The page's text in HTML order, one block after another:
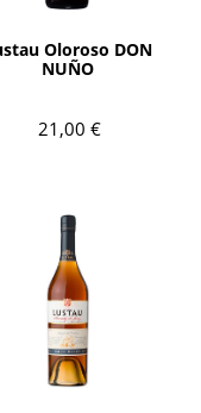
Oloroso DON
NUÑO
21,00 €
AÑADIR
AÑADIR